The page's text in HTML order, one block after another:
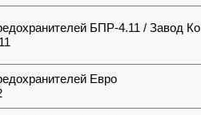
БПР-4.11 / Завод
Евро